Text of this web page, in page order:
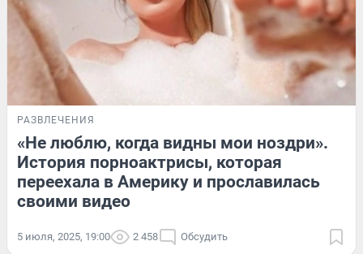
РАЗВЛЕЧЕНИЯ
«Не люблю, когда видны мои ноздри».
История порноактрисы, которая
переехала в Америку и прославилась
своими видео
5 июля, 2025, 19:00 2 458 Обсудить